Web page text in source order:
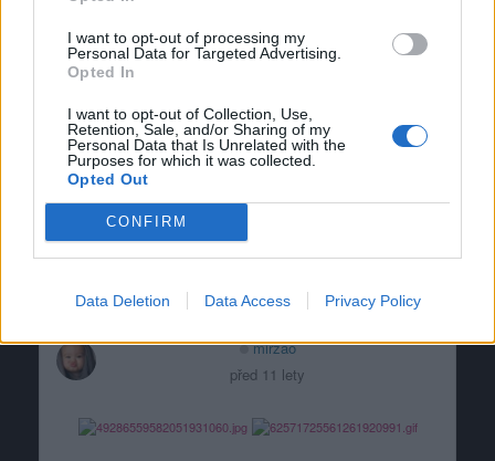
I want to opt-out of processing my
Personal Data for Targeted Advertising.
Opted In
I want to opt-out of Collection, Use,
Retention, Sale, and/or Sharing of my
Personal Data that Is Unrelated with the
Purposes for which it was collected.
Opted Out
CONFIRM
Data Deletion Data Access Privacy Policy
pomnenka65
před 11 lety
mirzao
před 11 lety